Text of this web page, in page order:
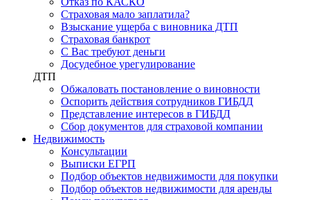
Страховая мало заплатила?
Взыскание ущерба с виновника ДТП
Страховая банкрот
С Вас требуют деньги
Досудебное урегулирование
ДТП
Обжаловать постановление о виновности
Оспорить действия сотрудников ГИБДД
Представление интересов в ГИБДД
Сбор документов для страховой компании
Недвижимость
Консультации
Выписки ЕГРП
Подбор объектов недвижимости для покупки
Подбор объектов недвижимости для аренды